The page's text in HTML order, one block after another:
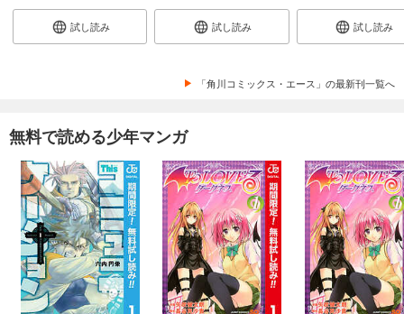
試し読み 試し読み 試し読み
「角川コミックス・エース」の最新刊一覧へ
無料で読める少年マンガ